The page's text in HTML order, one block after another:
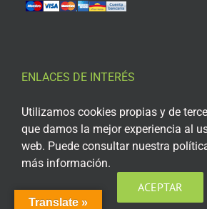
ENLACES DE INTERÉS
Aviso Legal
Política de privacidad
Política de privacidad Redes Sociales
Política de cookies
Translate »
Utilizamos cookies propias y de
que damos la mejor experiencia al
web. Puede consultar nuestra
más información.
ACEPTAR